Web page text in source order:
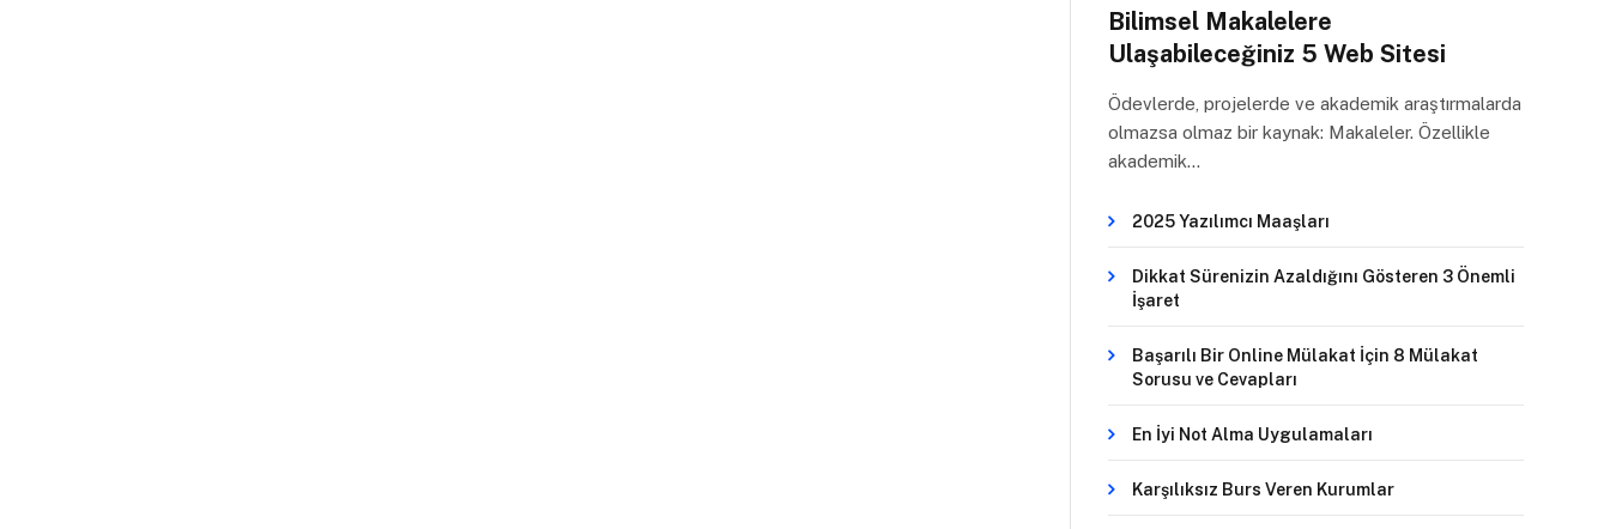
Bilimsel Makalelere
Ulaşabileceğiniz 5 Web Sitesi
Ödevlerde, projelerde ve akademik araştırmalarda
olmazsa olmaz bir kaynak: Makaleler. Özellikle
akademik…
2025 Yazılımcı Maaşları
Dikkat Sürenizin Azaldığını Gösteren 3 Önemli
İşaret
Başarılı Bir Online Mülakat İçin 8 Mülakat
Sorusu ve Cevapları
En İyi Not Alma Uygulamaları
Karşılıksız Burs Veren Kurumlar